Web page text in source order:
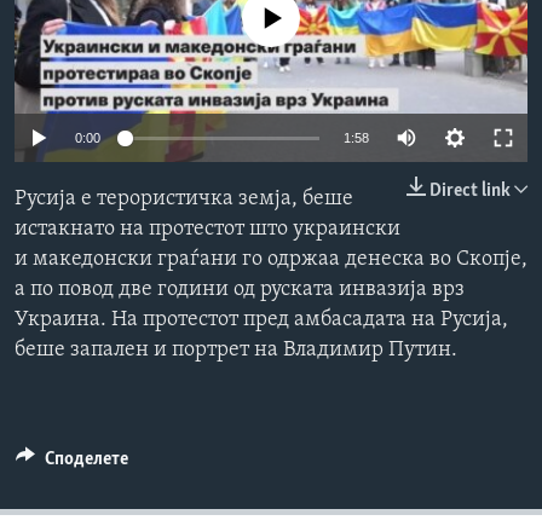
ИНТЕРВЈУА
Јазици
No media source currently available
0:00 1:58
Direct link
Русија е терористичка земја, беше
истакнато на протестот што украински
и македонски граѓани го одржаа денеска во Скопје,
а по повод две години од руската инвазија врз
Украина. На протестот пред амбасадата на Русија,
беше запален и портрет на Владимир Путин.
Споделете